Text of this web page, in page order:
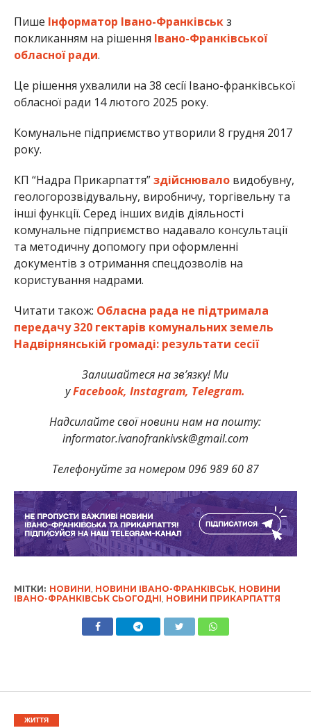
Пише Інформатор Івано-Франківськз
покликанням на рішення Івано-Франківської
обласної ради.
Це рішення ухвалили на 38 сесії Івано-франківської
обласної ради 14 лютого 2025 року.
Комунальне підприємство утворили 8 грудня 2017
року.
КП “Надра Прикарпаття”здійснюваловидобувну,
геологорозвідувальну, виробничу, торгівельну та
інші функції. Серед інших видів діяльності
комунальне підприємство надавало консультації
та методичну допомогу при оформленні
документів з отримання спецдозволів на
користування надрами.
Читати також: Обласна рада не підтримала
передачу 320 гектарів комунальних земель
Надвірнянській громаді: результати сесії
Залишайтеся на зв’язку! Ми
уFacebook, Instagram, Telegram.
Надсилайте свої новини нам на пошту:
informator.ivanofrankivsk@gmail.com
Телефонуйте за номером 096 989 60 87
МІТКИ: НОВИНИ НОВИНИ ІВАНО-ФРАНКІВСЬК, НОВИНИ
ІВАНО-ФРАНКІВСЬК СЬОГОДНІ НОВИНИ ПРИКАРПАТТЯ
ЖИТТЯ